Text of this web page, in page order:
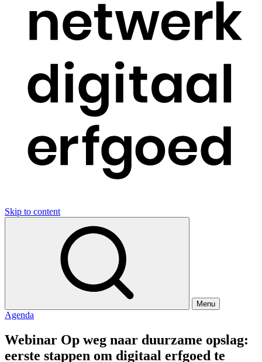
Skip to content
Menu
Agenda
Webinar Op weg naar duurzame opslag:
eerste stappen om digitaal erfgoed te